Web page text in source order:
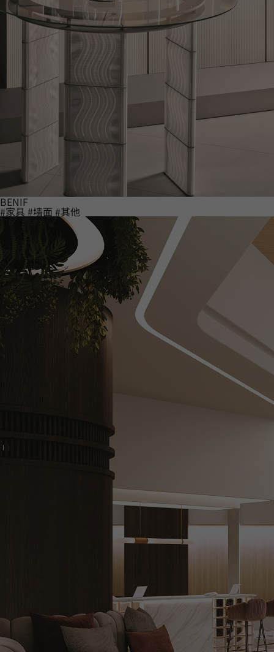
BENIF
#家具 #墙面 #其他